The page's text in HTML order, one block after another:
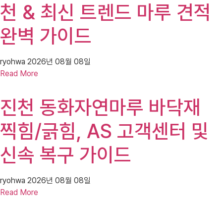
천 & 최신 트렌드 마루 견적
완벽 가이드
ryohwa 2026년 08월 08일
Read More
진천 동화자연마루 바닥재
찍힘/긁힘, AS 고객센터 및
신속 복구 가이드
ryohwa 2026년 08월 08일
Read More